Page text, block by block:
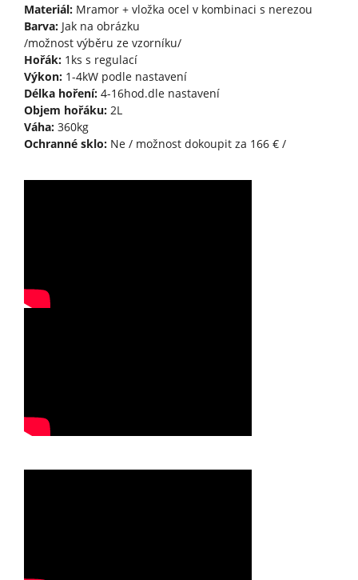
Materiál:Mramor + vložka ocel v kombinaci s nerezou
Barva:Jak na obrázku
/možnost výběru ze vzorníku/
Hořák:1ks s regulací
Výkon:1-4kW podle nastavení
Délka hoření:4-16hod.dle nastavení
Objem hořáku:2L
Váha:360kg
Ochranné sklo:Ne / možnost dokoupit za 166 € /